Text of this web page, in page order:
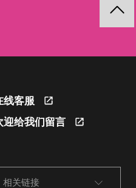
线客服
迎给我们留言
相关链接